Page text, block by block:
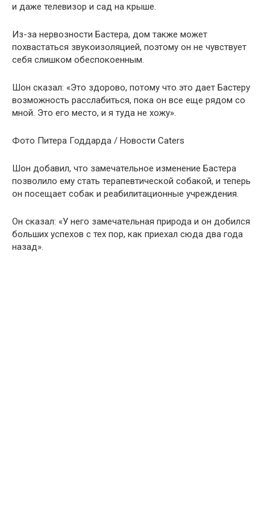
и даже телевизор и сад на крыше.
Из-за нервозности Бастера, дом также может
похвастаться звукоизоляцией, поэтому он не чувствует
себя слишком обеспокоенным.
Шон сказал: «Это здорово, потому что это дает Бастеру
возможность расслабиться, пока он все еще рядом со
мной. Это его место, и я туда не хожу».
Фото Питера Годдарда / Новости Caters
Шон добавил, что замечательное изменение Бастера
позволило ему стать терапевтической собакой, и теперь
он посещает собак и реабилитационные учреждения.
Он сказал: «У него замечательная природа и он добился
больших успехов с тех пор, как приехал сюда два года
назад».